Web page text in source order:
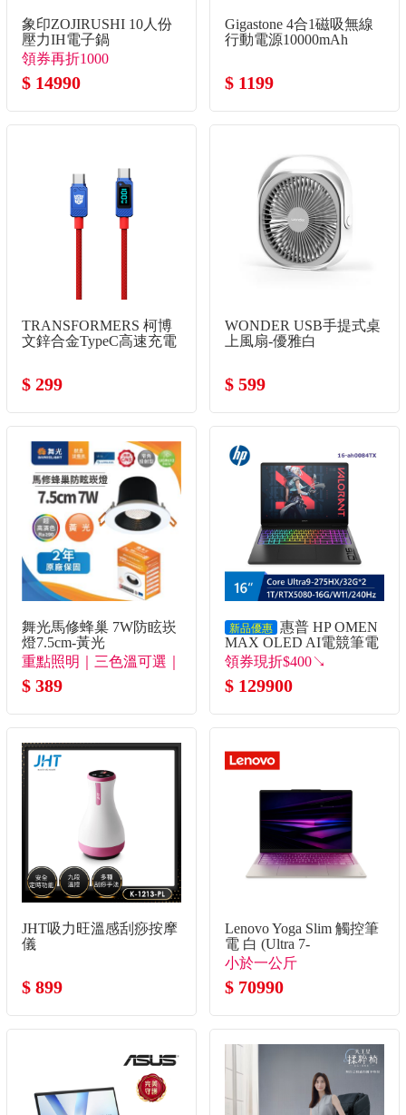
象印ZOJIRUSHI 10人份
壓力IH電子鍋
領券再折1000
$ 14990
Gigastone 4合1磁吸無線
行動電源10000mAh
$ 1199
TRANSFORMERS 柯博
文鋅合金TypeC高速充電
$ 299
WONDER USB手提式桌
上風扇-優雅白
$ 599
舞光馬修蜂巢 7W防眩崁
燈7.5cm-黃光
重點照明｜三色溫可選｜
極致防眩
$ 389
新品優惠 惠普 HP OMEN
MAX OLED AI電競筆電
16" (Intel Core Ultra9-
275HX/32G*2/1T/RTX5080-
16G/W11)
領券現折$400↘
$ 129900
JHT吸力旺溫感刮痧按摩
儀
$ 899
Lenovo Yoga Slim 觸控筆
電 白 (Ultra 7-
355/32G/1TB SSD/W11)
小於一公斤
$ 70990